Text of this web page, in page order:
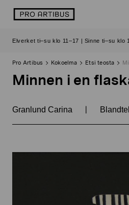
sisältöön
logo
Elverket ti–su klo 11–17 | Sinne ti–su klo
Pro Artibus Kokoelma Etsi teosta
Minnen i en
Granlund Carina |